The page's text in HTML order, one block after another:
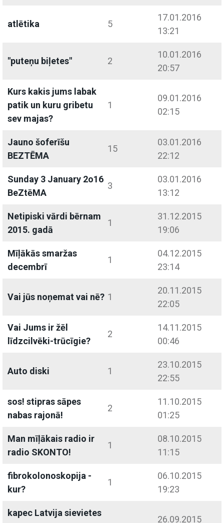
atlētika 5
17.01.2016
13:21
"puteņu biļetes" 2
10.01.2016
20:57
Kurs kakis jums labak
patik un kuru gribetu
sev majas?
1
09.01.2016
02:15
Jauno šoferīšu
BEZTĒMA
15
03.01.2016
22:12
Sunday 3 January 2o16
BeZtēMA
3
03.01.2016
13:12
Netipiski vārdi bērnam
2015. gadā
1
31.12.2015
19:06
Mīļākās smaržas
decembrī
1
04.12.2015
23:14
Vai jūs noņemat vai nē? 1
20.11.2015
22:05
Vai Jums ir žēl
līdzcilvēki-trūcīgie?
2
14.11.2015
00:46
Auto diski 1
23.10.2015
22:55
sos! stipras sāpes
nabas rajonā!
2
11.10.2015
01:25
Man mīļākais radio ir
radio SKONTO!
1
08.10.2015
11:15
fibrokolonoskopija -
kur?
1
06.10.2015
19:23
kapec Latvija sievietes
26.09.2015